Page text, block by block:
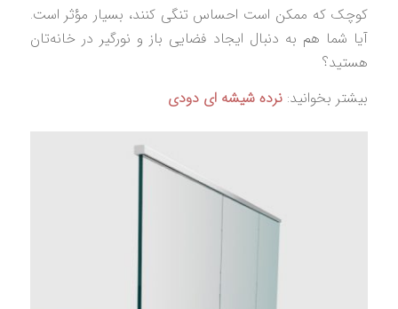
کوچک که ممکن است احساس تنگی کنند، بسیار مؤثر است.
آیا شما هم به دنبال ایجاد فضایی باز و نورگیر در خانه‌تان
هستید؟
بیشتر بخوانید: نرده شیشه ‌ای دودی